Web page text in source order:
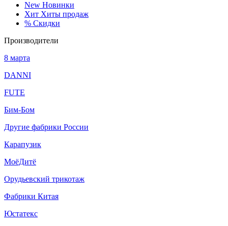
New Новинки
Хит Хиты продаж
% Скидки
Производители
8 марта
DANNI
FUTE
Бим-Бом
Другие фабрики России
Карапузик
МоёДитё
Орудьевский трикотаж
Фабрики Китая
Юстатекс